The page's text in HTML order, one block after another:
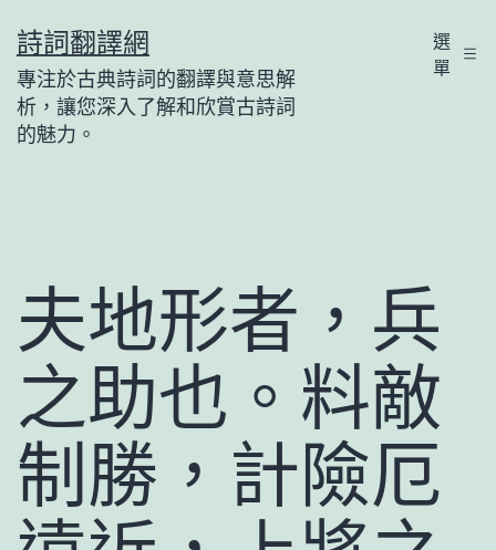
至
主
要
詩詞翻譯網
專注於古典詩詞的翻譯與意思解
析，讓您深入了解和欣賞古詩詞
的魅力。
選
單
夫地形者，兵
之助也。料敵
制勝，計險厄